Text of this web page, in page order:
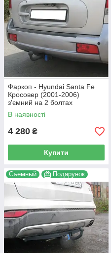
Фаркоп - Hyundai Santa Fe
Кросовер (2001-2006)
з'ємний на 2 болтах
В наявності
4 280 ₴
Купити
Съемный Подарунок